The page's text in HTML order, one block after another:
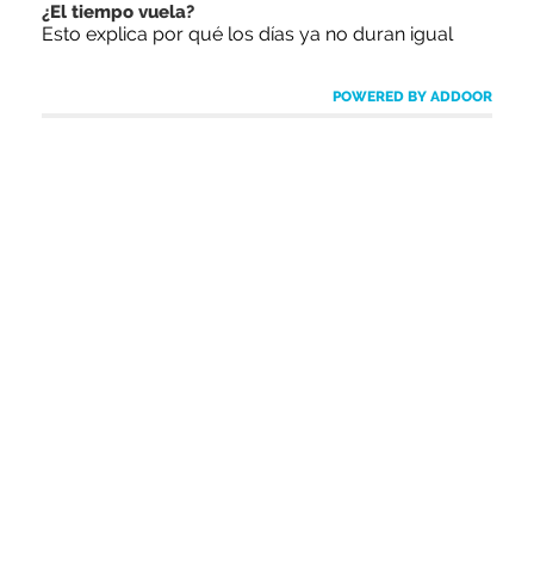
¿El tiempo vuela?
Esto explica por qué los días ya no duran igual
POWERED BY ADDOOR